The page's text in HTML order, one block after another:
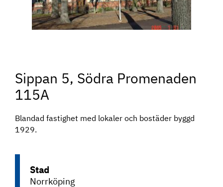
Sippan 5, Södra Promenaden
115A
Blandad fastighet med lokaler och bostäder byggd
1929.
Stad
Norrköping